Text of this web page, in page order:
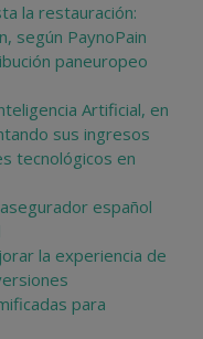
la restauración:
según PaynoPain
paneuropeo
Artificial, en
sus ingresos
tecnológicos en
español
la experiencia de
para